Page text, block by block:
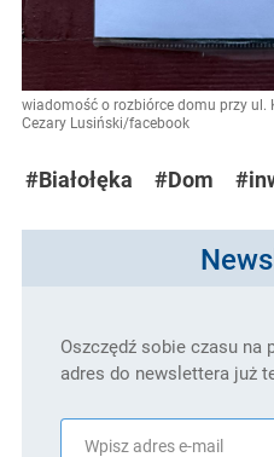
wiadomość o rozbiórce domu przy ul.
Cezary Lusiński/facebook
#Białołęka #Dom
Oszczędź sobie czasu na
adres do newslettera już